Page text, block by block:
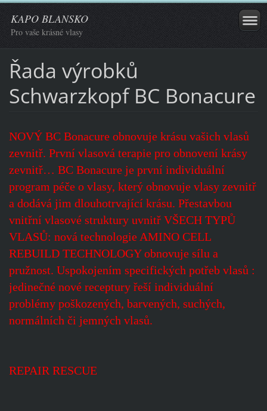
KAPO BLANSKO
Pro vaše krásné vlasy
Řada výrobků
Schwarzkopf BC Bonacure
NOVÝ BC Bonacure obnovuje krásu vašich vlasů
zevnitř. První vlasová terapie pro obnovení krásy
zevnitř… BC Bonacure je první individuální
program péče o vlasy, který obnovuje vlasy zevnitř
a dodává jim dlouhotrvající krásu. Přestavbou
vnitřní vlasové struktury uvnitř VŠECH TYPŮ
VLASŮ: nová technologie AMINO CELL
REBUILD TECHNOLOGY obnovuje sílu a
pružnost. Uspokojením specifických potřeb vlasů :
jedinečné nové receptury řeší individuální
problémy poškozených, barvených, suchých,
normálních či jemných vlasů.
REPAIR RESCUE